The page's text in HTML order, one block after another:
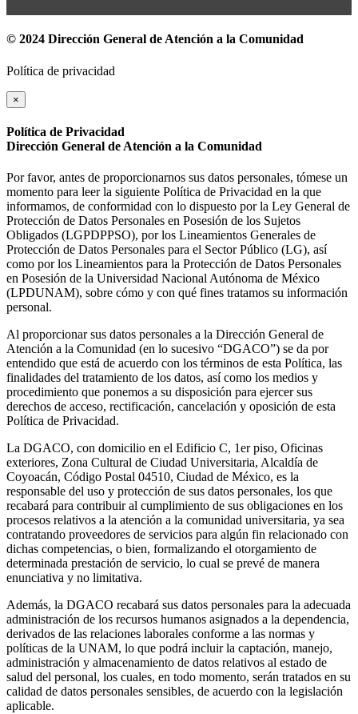
© 2024 Dirección General de Atención a la Comunidad
Política de privacidad
×
Política de Privacidad
Dirección General de Atención a la Comunidad
Por favor, antes de proporcionarnos sus datos personales, tómese un
momento para leer la siguiente Política de Privacidad en la que
informamos, de conformidad con lo dispuesto por la Ley General de
Protección de Datos Personales en Posesión de los Sujetos
Obligados (LGPDPPSO), por los Lineamientos Generales de
Protección de Datos Personales para el Sector Público (LG), así
como por los Lineamientos para la Protección de Datos Personales
en Posesión de la Universidad Nacional Autónoma de México
(LPDUNAM), sobre cómo y con qué fines tratamos su información
personal.
Al proporcionar sus datos personales a la Dirección General de
Atención a la Comunidad (en lo sucesivo “DGACO”) se da por
entendido que está de acuerdo con los términos de esta Política, las
finalidades del tratamiento de los datos, así como los medios y
procedimiento que ponemos a su disposición para ejercer sus
derechos de acceso, rectificación, cancelación y oposición de esta
Política de Privacidad.
La DGACO, con domicilio en el Edificio C, 1er piso, Oficinas
exteriores, Zona Cultural de Ciudad Universitaria, Alcaldía de
Coyoacán, Código Postal 04510, Ciudad de México, es la
responsable del uso y protección de sus datos personales, los que
recabará para contribuir al cumplimiento de sus obligaciones en los
procesos relativos a la atención a la comunidad universitaria, ya sea
contratando proveedores de servicios para algún fin relacionado con
dichas competencias, o bien, formalizando el otorgamiento de
determinada prestación de servicio, lo cual se prevé de manera
enunciativa y no limitativa.
Además, la DGACO recabará sus datos personales para la adecuada
administración de los recursos humanos asignados a la dependencia,
derivados de las relaciones laborales conforme a las normas y
políticas de la UNAM, lo que podrá incluir la captación, manejo,
administración y almacenamiento de datos relativos al estado de
salud del personal, los cuales, en todo momento, serán tratados en su
calidad de datos personales sensibles, de acuerdo con la legislación
aplicable.